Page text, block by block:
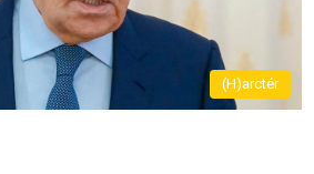
(H)arctér